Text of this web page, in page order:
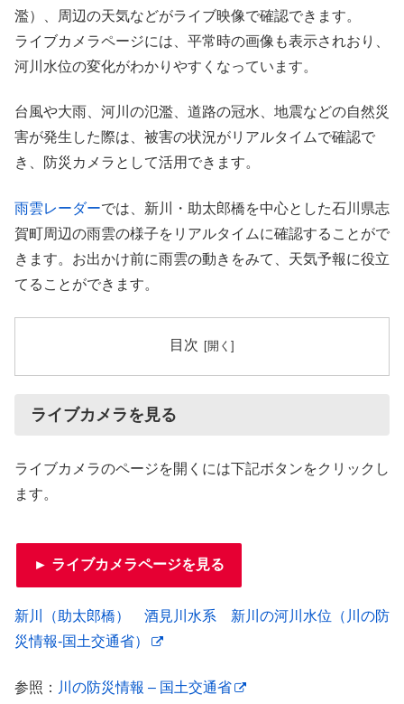
濫）、周辺の天気などがライブ映像で確認できます。
ライブカメラページには、平常時の画像も表示されおり、
河川水位の変化がわかりやすくなっています。
台風や大雨、河川の氾濫、道路の冠水、地震などの自然災
害が発生した際は、被害の状況がリアルタイムで確認で
き、防災カメラとして活用できます。
雨雲レーダーでは、新川・助太郎橋を中心とした石川県志
賀町周辺の雨雲の様子をリアルタイムに確認することがで
きます。お出かけ前に雨雲の動きをみて、天気予報に役立
てることができます。
目次
ライブカメラを見る
ライブカメラのページを開くには下記ボタンをクリックし
ます。
► ライブカメラページを見る
新川（助太郎橋） 酒見川水系 新川の河川水位（川の防
災情報-国土交通省）
参照： 川の防災情報 – 国土交通省